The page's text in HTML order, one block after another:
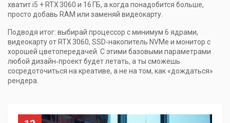
хватит i5 + RTX 3060 и 16 ГБ, а когда понадобится больше,
просто добавь RAM или заменяй видеокарту.
Подводя итог: выбирай процессор с минимум 6 ядрами,
видеокарту от RTX 3060, SSD‑накопитель NVMe и монитор с
хорошей цветопередачей. С этими базовыми параметрами
любой дизайн‑проект будет летать, а ты сможешь
сосредоточиться на креативе, а не на том, как «дождаться»
рендера.